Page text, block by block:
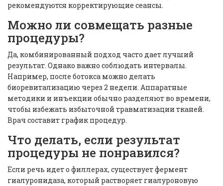
рекомендуются корректирующие сеансы.
Можно ли совмещать разные
процедуры?
Да, комбинированный подход часто дает лучший
результат. Однако важно соблюдать интервалы.
Например, после ботокса можно делать
биоревитализацию через 2 недели. Аппаратные
методики и инъекции обычно разделяют во времени,
чтобы избежать избыточной травматизации тканей.
Врач составит график процедур.
Что делать, если результат
процедуры не понравился?
Если речь идет о филлерах, существует фермент
гиалуронидаза, который растворяет гиалуроновую